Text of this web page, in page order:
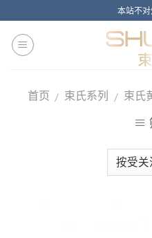
content
本站不
首页 / 束氏系列 / 束氏